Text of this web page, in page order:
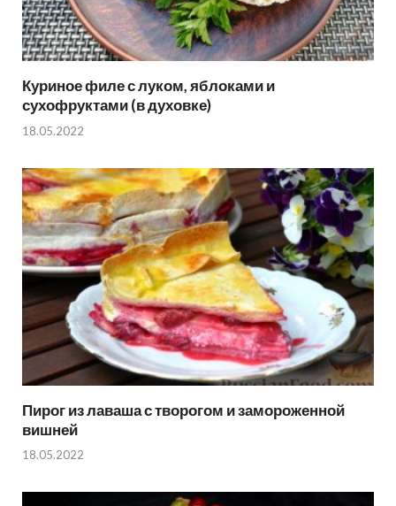
Куриное филе с луком, яблоками и
сухофруктами (в духовке)
18.05.2022
Пирог из лаваша с творогом и замороженной
вишней
18.05.2022